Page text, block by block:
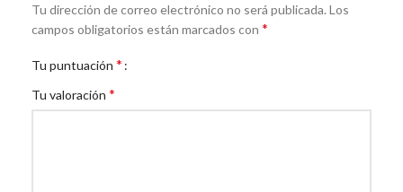
Tu dirección de correo electrónico no será publicada. Los
campos obligatorios están marcados con *
Tu puntuación *
Tu valoración *